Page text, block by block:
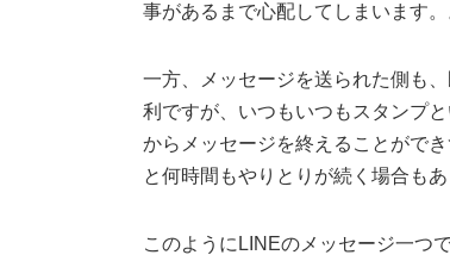
事があるまで心配してしまいます。
一方、メッセージを送られた側も
利ですが、いつもいつもスタンプ
からメッセージを終えることがで
と何時間もやりとりが続く場合もあ
このようにLINEのメッセージ一つ